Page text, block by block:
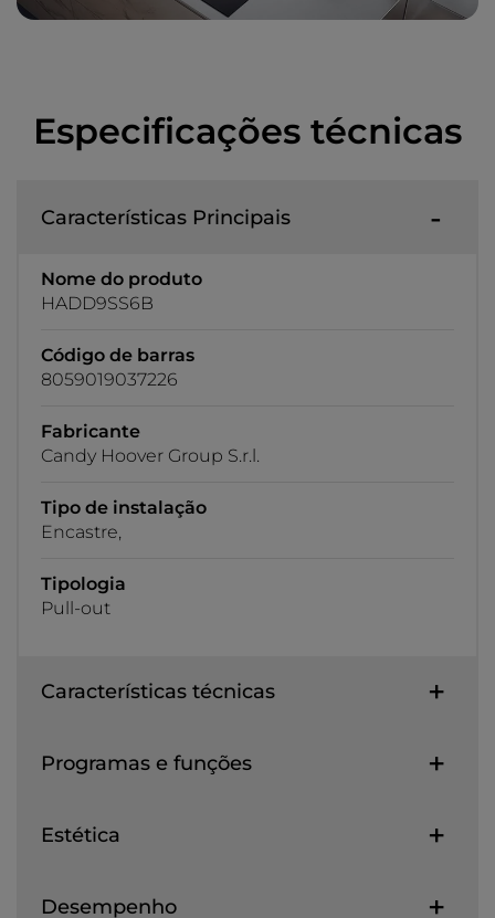
Especificações técnicas
Características Principais
Nome do produto
HADD9SS6B
Código de barras
8059019037226
Fabricante
Candy Hoover Group S.r.l.
Tipo de instalação
Encastre,
Tipologia
Pull-out
Características técnicas
Programas e funções
Estética
Desempenho